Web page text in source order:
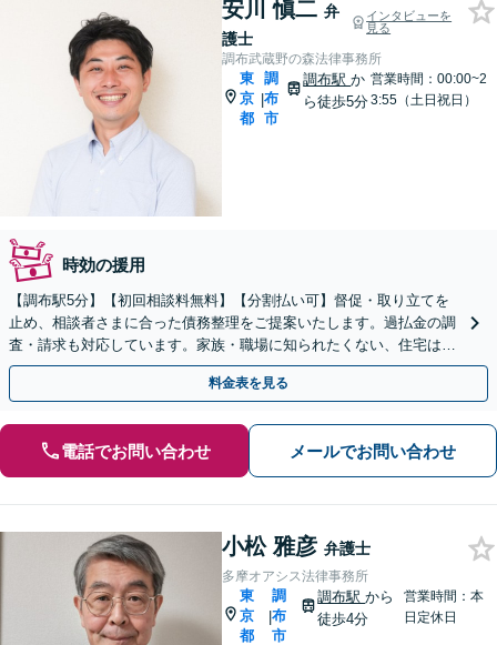
安川 愼二 弁
護士
インタビューを
見る
調布武蔵野の森法律事務所
東
京
都
|
調
布
市
調布駅か
ら徒歩5分
営業時間：00:00~2
3:55（土日祝日）
時効の援用
【調布駅5分】【初回相談料無料】【分割払い可】督促・取り立てを
止め、相談者さまに合った債務整理をご提案いたします。過払金の調
査・請求も対応しています。家族・職場に知られたくない、住宅は残
したいなどのご希望もお聞かせください。
料金表を見る
電話でお問い合わせ メールでお問い合わせ
小松 雅彦 弁護士
多摩オアシス法律事務所
東
京
都
|
調
布
市
調布駅から
徒歩4分
営業時間：本
日定休日